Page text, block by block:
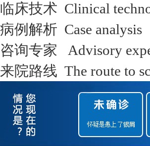
临床技术 Clinical
病例解析 Case analysis
咨询专家 Advisory
来院路线 The route to